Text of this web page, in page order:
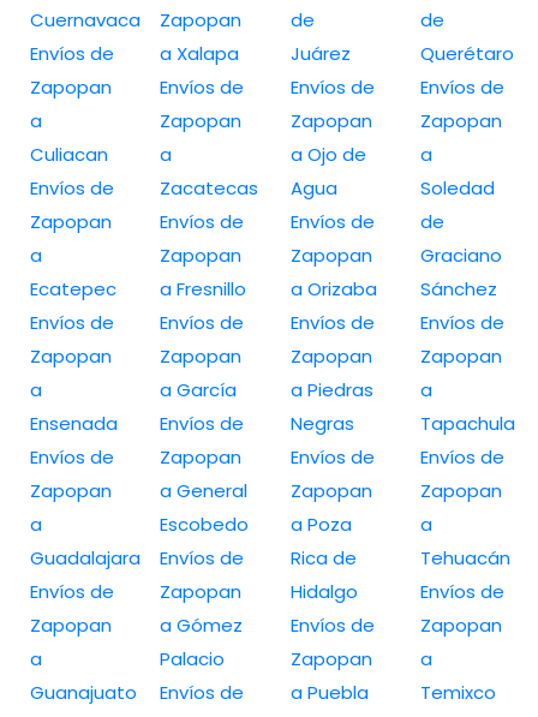
Cuernavaca
Envíos de
Zapopan
a
Culiacan
Envíos de
Zapopan
a
Ecatepec
Envíos de
Zapopan
a
Ensenada
Envíos de
Zapopan
a
Guadalajara
Envíos de
Zapopan
a
Guanajuato
Zapopan
a Xalapa
Envíos de
Zapopan
a
Zacatecas
Envíos de
Zapopan
a Fresnillo
Envíos de
Zapopan
a García
Envíos de
Zapopan
a General
Escobedo
Envíos de
Zapopan
a Gómez
Palacio
Envíos de
de
Juárez
Envíos de
Zapopan
a Ojo de
Agua
Envíos de
Zapopan
a Orizaba
Envíos de
Zapopan
a Piedras
Negras
Envíos de
Zapopan
a Poza
Rica de
Hidalgo
Envíos de
Zapopan
a Puebla
de
Querétaro
Envíos de
Zapopan
a
Soledad
de
Graciano
Sánchez
Envíos de
Zapopan
a
Tapachula
Envíos de
Zapopan
a
Tehuacán
Envíos de
Zapopan
a
Temixco